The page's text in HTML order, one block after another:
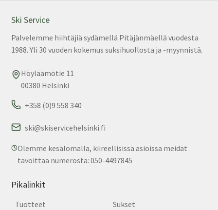
Ski Service
Palvelemme hiihtäjiä sydämellä Pitäjänmäellä vuodesta
1988. Yli 30 vuoden kokemus suksihuollosta ja -myynnistä.
Höyläämötie 11
00380 Helsinki
+358 (0)9 558 340
ski@skiservicehelsinki.fi
Olemme kesälomalla, kiireellisissä asioissa meidät
tavoittaa numerosta: 050-4497845
Pikalinkit
Tuotteet
Sukset